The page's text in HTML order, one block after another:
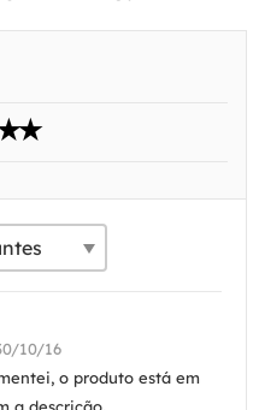
10/16
o produto está em